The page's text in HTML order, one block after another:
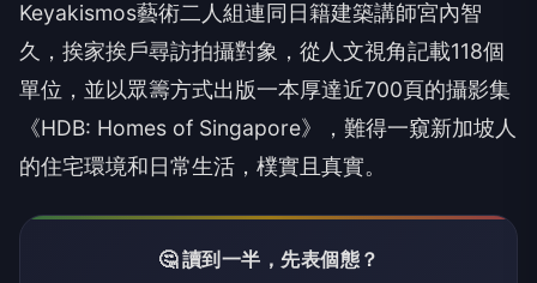
Keyakismos藝術二人組連同日籍建築講師宮內智
久，挨家挨戶尋訪拍攝對象，從人文視角記載118個
單位，並以眾籌方式出版一本厚達近700頁的攝影集
《HDB: Homes of Singapore》，難得一窺新加坡人
的住宅環境和日常生活，樸實且真實。
🤔 讀到一半，先表個態？